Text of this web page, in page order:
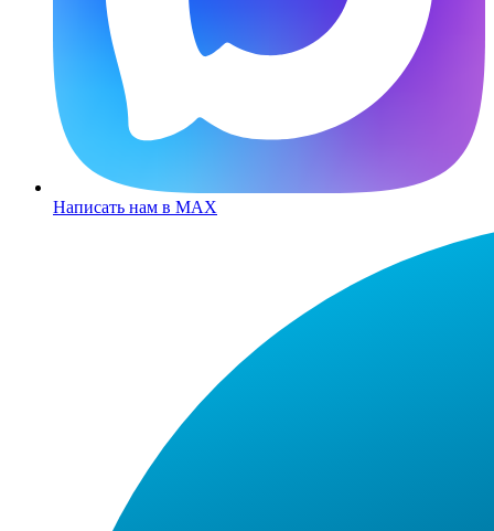
Написать нам в MAX